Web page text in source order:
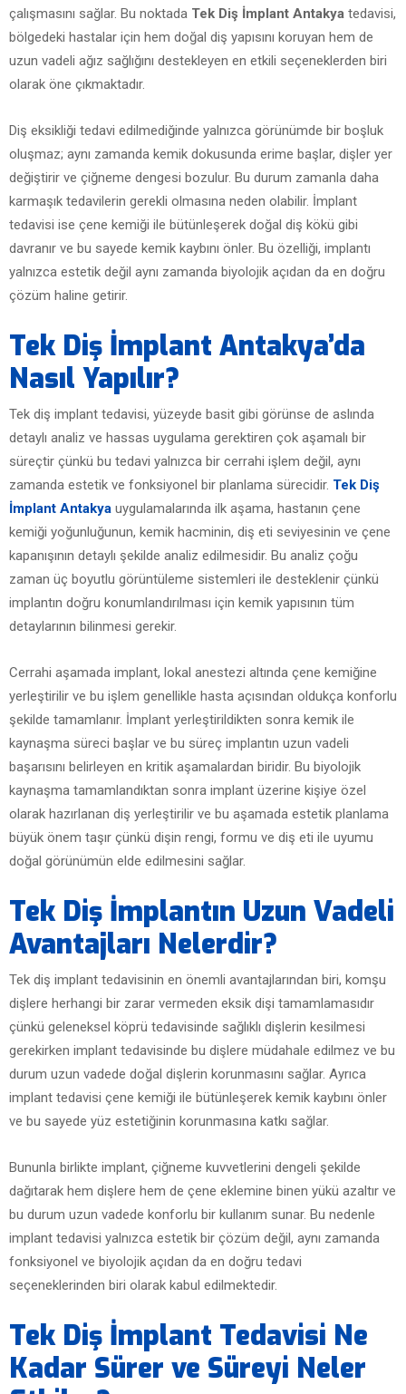
çalışmasını sağlar. Bu noktada Tek Diş İmplant Antakya tedavisi,
bölgedeki hastalar için hem doğal diş yapısını koruyan hem de
uzun vadeli ağız sağlığını destekleyen en etkili seçeneklerden biri
olarak öne çıkmaktadır.
Diş eksikliği tedavi edilmediğinde yalnızca görünümde bir boşluk
oluşmaz; aynı zamanda kemik dokusunda erime başlar, dişler yer
değiştirir ve çiğneme dengesi bozulur. Bu durum zamanla daha
karmaşık tedavilerin gerekli olmasına neden olabilir. İmplant
tedavisi ise çene kemiği ile bütünleşerek doğal diş kökü gibi
davranır ve bu sayede kemik kaybını önler. Bu özelliği, implantı
yalnızca estetik değil aynı zamanda biyolojik açıdan da en doğru
çözüm haline getirir.
Tek Diş İmplant Antakya’da
Nasıl Yapılır?
Tek diş implant tedavisi, yüzeyde basit gibi görünse de aslında
detaylı analiz ve hassas uygulama gerektiren çok aşamalı bir
süreçtir çünkü bu tedavi yalnızca bir cerrahi işlem değil, aynı
zamanda estetik ve fonksiyonel bir planlama sürecidir. Tek Diş
İmplant Antakya uygulamalarında ilk aşama, hastanın çene
kemiği yoğunluğunun, kemik hacminin, diş eti seviyesinin ve çene
kapanışının detaylı şekilde analiz edilmesidir. Bu analiz çoğu
zaman üç boyutlu görüntüleme sistemleri ile desteklenir çünkü
implantın doğru konumlandırılması için kemik yapısının tüm
detaylarının bilinmesi gerekir.
Cerrahi aşamada implant, lokal anestezi altında çene kemiğine
yerleştirilir ve bu işlem genellikle hasta açısından oldukça konforlu
şekilde tamamlanır. İmplant yerleştirildikten sonra kemik ile
kaynaşma süreci başlar ve bu süreç implantın uzun vadeli
başarısını belirleyen en kritik aşamalardan biridir. Bu biyolojik
kaynaşma tamamlandıktan sonra implant üzerine kişiye özel
olarak hazırlanan diş yerleştirilir ve bu aşamada estetik planlama
büyük önem taşır çünkü dişin rengi, formu ve diş eti ile uyumu
doğal görünümün elde edilmesini sağlar.
Tek Diş İmplantın Uzun Vadeli
Avantajları Nelerdir?
Tek diş implant tedavisinin en önemli avantajlarından biri, komşu
dişlere herhangi bir zarar vermeden eksik dişi tamamlamasıdır
çünkü geleneksel köprü tedavisinde sağlıklı dişlerin kesilmesi
gerekirken implant tedavisinde bu dişlere müdahale edilmez ve bu
durum uzun vadede doğal dişlerin korunmasını sağlar. Ayrıca
implant tedavisi çene kemiği ile bütünleşerek kemik kaybını önler
ve bu sayede yüz estetiğinin korunmasına katkı sağlar.
Bununla birlikte implant, çiğneme kuvvetlerini dengeli şekilde
dağıtarak hem dişlere hem de çene eklemine binen yükü azaltır ve
bu durum uzun vadede konforlu bir kullanım sunar. Bu nedenle
implant tedavisi yalnızca estetik bir çözüm değil, aynı zamanda
fonksiyonel ve biyolojik açıdan da en doğru tedavi
seçeneklerinden biri olarak kabul edilmektedir.
Tek Diş İmplant Tedavisi Ne
Kadar Sürer ve Süreyi Neler